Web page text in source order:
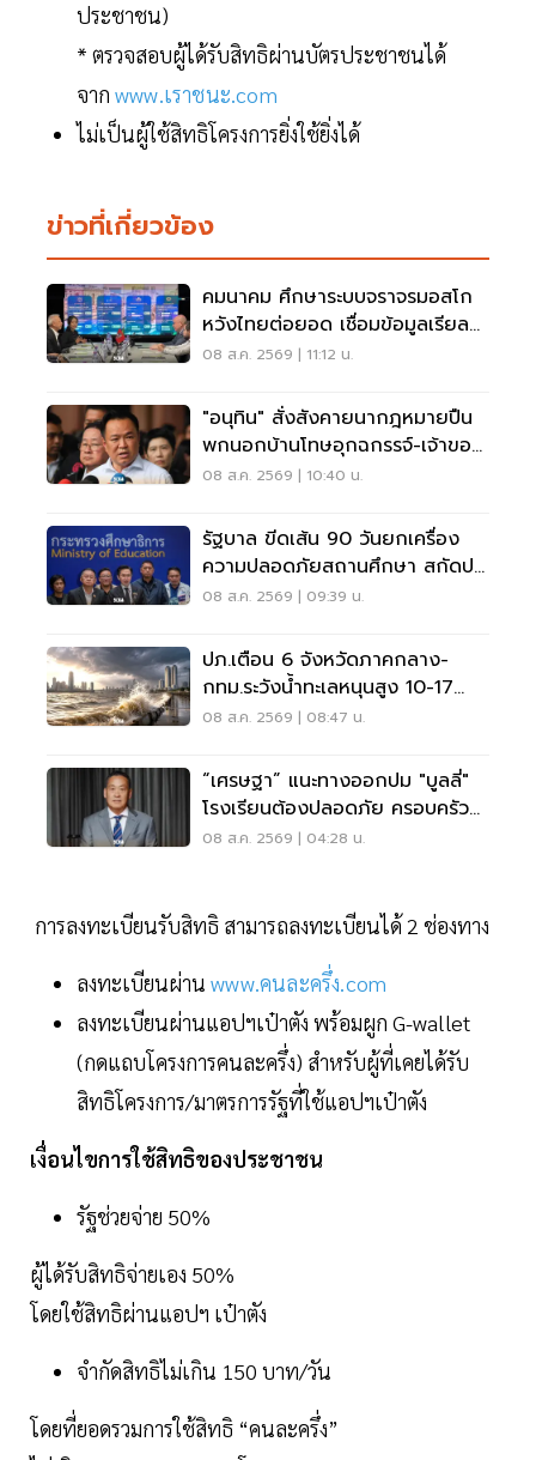
ประชาชน)
* ตรวจสอบผู้ได้รับสิทธิผ่านบัตรประชาชนได้
จาก www.เราชนะ.com
ไม่เป็นผู้ใช้สิทธิโครงการยิ่งใช้ยิ่งได้
ข่าวที่เกี่ยวข้อง
คมนาคม ศึกษาระบบจราจรมอสโก
หวังไทยต่อยอด เชื่อมข้อมูลเรียล
ไทม์ แก้รถติด
08 ส.ค. 2569 | 11:12 น.
"อนุทิน" สั่งสังคายนากฎหมายปืน
พกนอกบ้านโทษอุกฉกรรจ์-เจ้าของ
โดนหนัก
08 ส.ค. 2569 | 10:40 น.
รัฐบาล ขีดเส้น 90 วันยกเครื่อง
ความปลอดภัยสถานศึกษา สกัดปม
บูลลี่
08 ส.ค. 2569 | 09:39 น.
ปภ.เตือน 6 จังหวัดภาคกลาง-
กทม.ระวังน้ำทะเลหนุนสูง 10-17
ส.ค.69
08 ส.ค. 2569 | 08:47 น.
“เศรษฐา” แนะทางออกปม "บูลลี่"
โรงเรียนต้องปลอดภัย ครอบครัว
ต้องรับฟัง
08 ส.ค. 2569 | 04:28 น.
การลงทะเบียนรับสิทธิ สามารถลงทะเบียนได้ 2 ช่องทาง
ลงทะเบียนผ่าน www.คนละครึ่ง.com
ลงทะเบียนผ่านแอปฯเป๋าตัง พร้อมผูก G-wallet
(กดแถบโครงการคนละครึ่ง) สำหรับผู้ที่เคยได้รับ
สิทธิโครงการ/มาตรการรัฐที่ใช้แอปฯเป๋าตัง
เงื่อนไขการใช้สิทธิของประชาชน
รัฐช่วยจ่าย 50%
ผู้ได้รับสิทธิจ่ายเอง 50%
โดยใช้สิทธิผ่านแอปฯ เป๋าตัง
จำกัดสิทธิไม่เกิน 150 บาท/วัน
โดยที่ยอดรวมการใช้สิทธิ “คนละครึ่ง”